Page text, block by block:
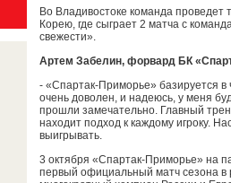
Во Владивостоке команда проведет
Корею, где сыграет 2 матча с
свежести».
Артем Забелин, форвард БК
- «Спартак-Приморье» базируется в
очень доволен, и надеюсь, у меня
прошли замечательно. Главный
находит подход к каждому игроку.
выигрывать.
3 октября «Спартак-Приморье» на
первый официальный матч сезона